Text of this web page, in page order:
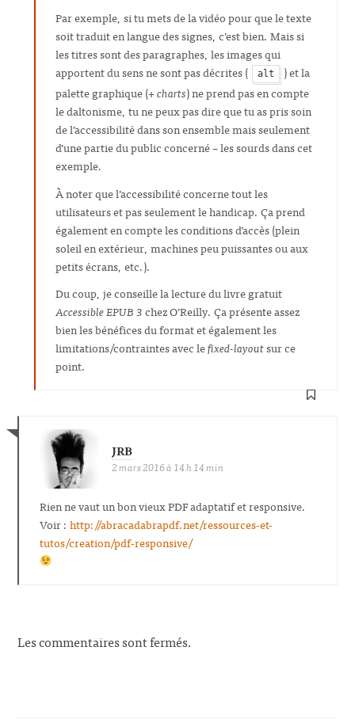
Par exemple, si tu mets de la vidéo pour que le texte
soit traduit en langue des signes, c’est bien. Mais si
les titres sont des paragraphes, les images qui
apportent du sens ne sont pas décrites (
alt
) et la
palette graphique (+charts) ne prend pas en compte
le daltonisme, tu ne peux pas dire que tu as pris soin
de l’accessibilité dans son ensemble mais seulement
d’une partie du public concerné – les sourds dans cet
exemple.
À noter que l’accessibilité concerne tout les
utilisateurs et pas seulement le handicap. Ça prend
également en compte les conditions d’accès (plein
soleil en extérieur, machines peu puissantes ou aux
petits écrans, etc.).
Du coup, je conseille la lecture du livre gratuit
Accessible EPUB 3chez O’Reilly. Ça présente assez
bien les bénéfices du format et également les
limitations/contraintes avec lefixed-layoutsur ce
point.
JRB
2 mars 2016 à 14 h 14 min
Rien ne vaut un bon vieux PDF adaptatif et responsive.
Voir : http://abracadabrapdf.net/ressources-et-
tutos/creation/pdf-responsive/
Les commentaires sont fermés.